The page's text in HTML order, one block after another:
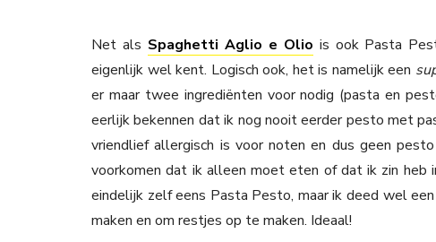
Net als Spaghetti Aglio e Olio is ook Pasta
eigenlijk wel kent. Logisch ook, het is namelijk een
er maar twee ingrediënten voor nodig (pasta en
eerlijk bekennen dat ik nog nooit eerder pesto met
vriendlief allergisch is voor noten en dus geen
voorkomen dat ik alleen moet eten of dat ik zin heb
eindelijk zelf eens Pasta Pesto, maar ik deed wel
maken en om restjes op te maken. Ideaal!